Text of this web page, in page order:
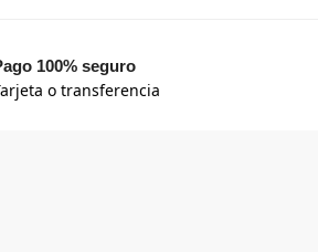
100% seguro
o transferencia